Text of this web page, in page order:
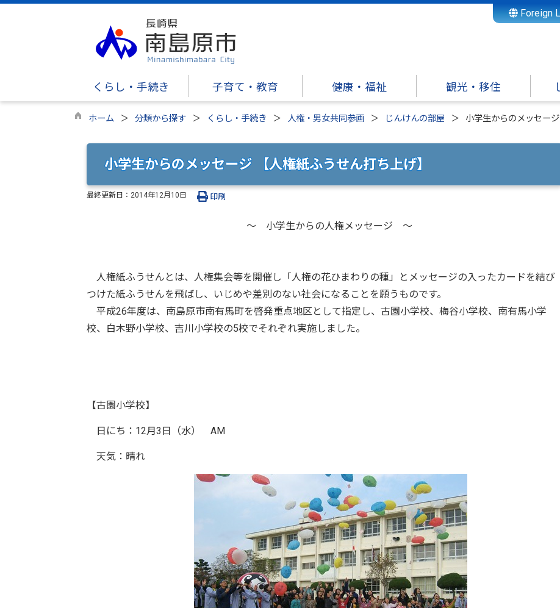
Foreign
くらし・手続き 子育て・教育 健康・福祉 観光・移住
ホーム 分類から探す くらし・手続き 人権・男女共同参画 じんけんの部屋 小学生からのメッセー
小学生からのメッセージ 【人権紙ふうせん打ち上げ】
最終更新日： 2014年12月10日 印刷
～ 小学生からの人権メッセージ ～
人権紙ふうせんとは、人権集会等を開催し「人権の花ひまわりの種」とメッセージの入ったカードを結び
つけた紙ふうせんを飛ばし、いじめや差別のない社会になることを願うものです。
平成26年度は、南島原市南有馬町を啓発重点地区として指定し、古園小学校、梅谷小学校、南有馬小学
校、白木野小学校、吉川小学校の5校でそれぞれ実施しました。
【古園小学校】
日にち：12月3日（水） AM
天気：晴れ